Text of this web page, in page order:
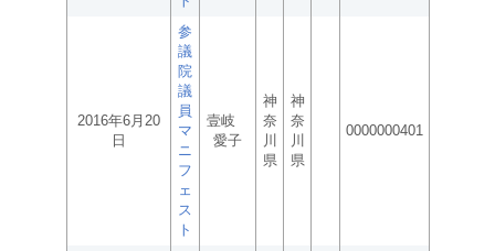
2016年6月20
日
参
議
院
議
員
マ
ニ
フ
ェ
ス
ト
壹岐
愛子
神
奈
川
県
神
奈
川
県
0000000401